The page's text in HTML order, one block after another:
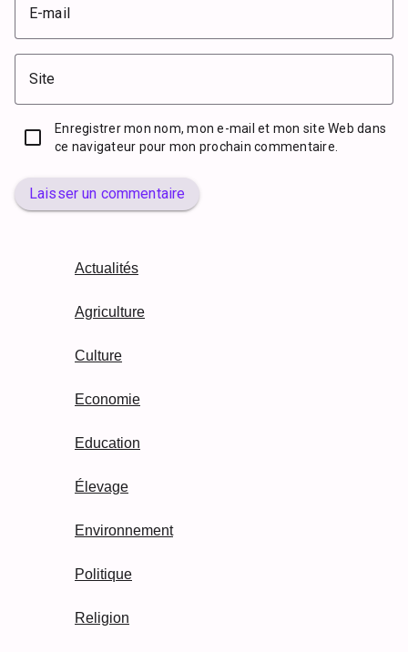
E-mail
Site
Enregistrer mon nom, mon e-mail et mon site Web dans
ce navigateur pour mon prochain commentaire.
Laisser un commentaire
Actualités
Agriculture
Culture
Economie
Education
Élevage
Environnement
Politique
Religion